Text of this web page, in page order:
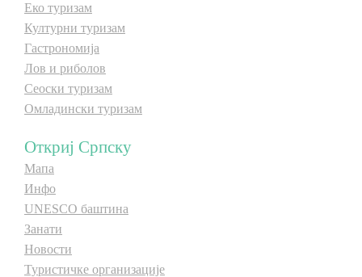
Еко туризам
Културни туризам
Гастрономија
Лов и риболов
Сеоски туризам
Омладински туризам
Откриј Српску
Мапа
Инфо
UNESCO баштина
Занати
Новости
Туристичке организације